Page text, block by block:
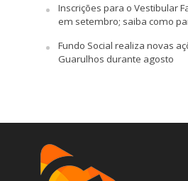
Inscrições para o Vestibular
em setembro; saiba como
Fundo Social realiza novas
Guarulhos durante agosto